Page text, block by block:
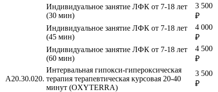
Индивидуальное занятие ЛФК от 7-18 лет
(30 мин)
3 500
₽
Индивидуальное занятие ЛФК от 7-18 лет
(45 мин)
4 000
₽
Индивидуальное занятие ЛФК от 7-18 лет
(60 мин)
4 500
₽
A20.30.020.
Интервальная гипокси-гипероксическая
терапия терапевтическая курсовая 20-40
минут (OXYTERRA)
3 500
₽